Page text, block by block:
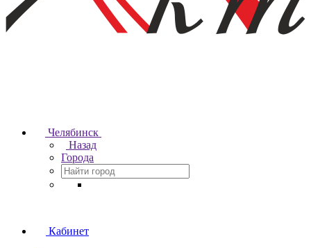
Челябинск
Назад
Города
Кабинет